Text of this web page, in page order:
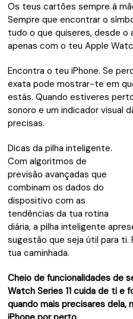
Os teus cartões sempre à
Sempre que encontrar o
tudo o que quiseres, desde
apenas com o teu Apple
Encontra o teu iPhone. Se
exata pode mostrar-te em
estás. Quando estiveres
sonoro e um indicador visual
precisas.
Dicas da pilha inteligente.
Com algoritmos de
previsão avançadas que
combinam os dados do
dispositivo com as
tendências da tua rotina
diária, a pilha inteligente
sugestão que seja útil para ti.
tua caminhada.
Cheio de funcionalidades de
Watch Series 11 cuida de ti e
quando mais precisares dela,